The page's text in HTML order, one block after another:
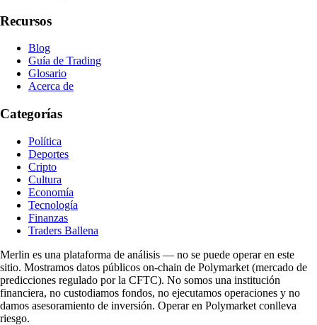
Recursos
Blog
Guía de Trading
Glosario
Acerca de
Categorías
Política
Deportes
Cripto
Cultura
Economía
Tecnología
Finanzas
Traders Ballena
Merlin es una plataforma de análisis — no se puede operar en este
sitio. Mostramos datos públicos on-chain de Polymarket (mercado de
predicciones regulado por la CFTC). No somos una institución
financiera, no custodiamos fondos, no ejecutamos operaciones y no
damos asesoramiento de inversión. Operar en Polymarket conlleva
riesgo.